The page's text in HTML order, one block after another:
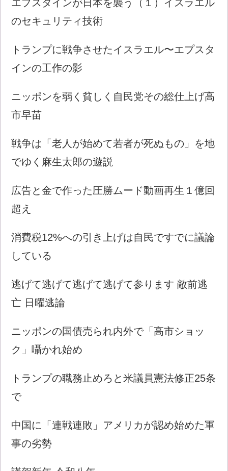
エプスタインが日本を襲う（１）イスラエル
のセキュリティ技術
トランプに戦争させたイスラエル〜エプスタ
インの工作の影
ニッポンを弱く貧しく自民党その総仕上げ高
市早苗
戦争は「老人が始めて若者が死ぬもの」を地
でゆく麻生太郎の遊説
広告と金で作った圧勝ムード動画再生１億回
超え
消費税12%への引き上げは自民ですでに議論
している
逃げて逃げて逃げて逃げて参ります 敵前逃
亡 日曜逃論
ニッポンの国債売られ内外で「高市ショッ
ク」囁かれ始め
トランプの職務止めろと米議員憲法修正25条
で
中国に「連戦連敗」アメリカが認め始めた軍
事の劣勢